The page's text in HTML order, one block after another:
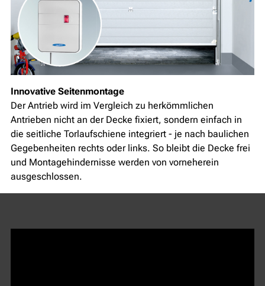
Innovative Seitenmontage
Der Antrieb wird im Vergleich zu herkömmlichen
Antrieben nicht an der Decke fixiert, sondern einfach in
die seitliche Torlaufschiene integriert - je nach baulichen
Gegebenheiten rechts oder links. So bleibt die Decke frei
und Montagehindernisse werden von vorneherein
ausgeschlossen.